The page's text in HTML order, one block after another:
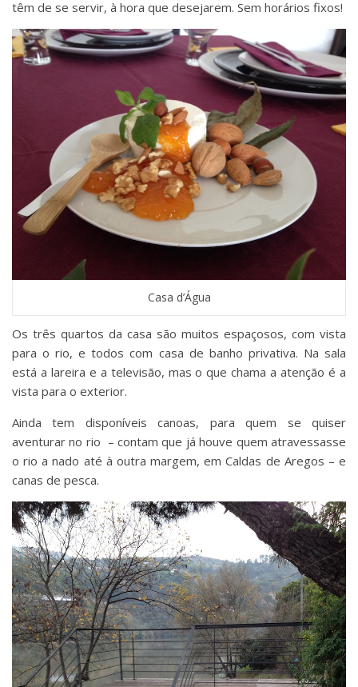
têm de se servir, à hora que desejarem. Sem horários fixos!
Casa d’Água
Os três quartos da casa são muitos espaçosos, com vista
para o rio, e todos com casa de banho privativa. Na sala
está a lareira e a televisão, mas o que chama a atenção é a
vista para o exterior.
Ainda tem disponíveis canoas, para quem se quiser
aventurar no rio – contam que já houve quem atravessasse
o rio a nado até à outra margem, em Caldas de Aregos – e
canas de pesca.